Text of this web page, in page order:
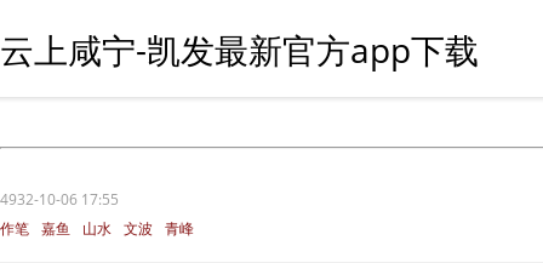
云上咸宁-凯发最新官方app下载
4932-10-06 17:55
作笔 嘉鱼 山水 文波 青峰